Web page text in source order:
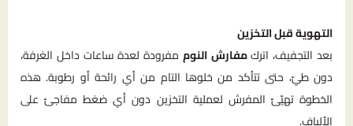
التهوية قبل التخزين
بعد التجفيف، اتركمفارش النوم مفرودة لعدة ساعات داخل الغرفة،
دون طيّ، حتى تتأكد من خلوها التام من أي رائحة أو رطوبة. هذه
الخطوة تهيّئ المفرش لعملية التخزين دون أي ضغط مفاجئ على
الألياف.